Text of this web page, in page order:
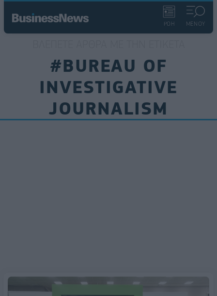
ΡΟΗ ΜΕΝΟΥ
#BUREAU OF
INVESTIGATIVE
JOURNALISM